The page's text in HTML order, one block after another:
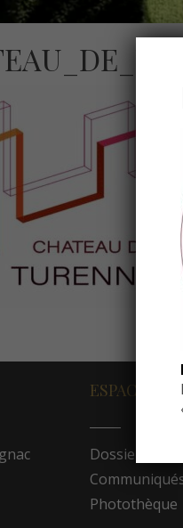
ESPACE
Dossier de
Photothèque